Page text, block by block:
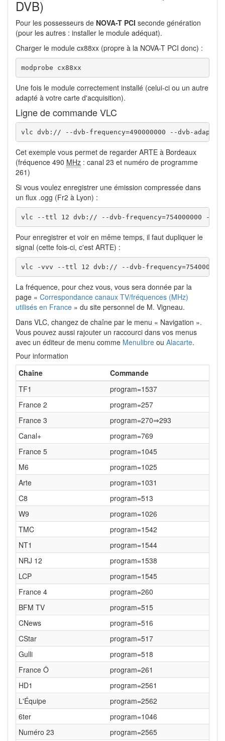
DVB)
Pour les possesseurs de NOVA-T PCI seconde génération
(pour les autres : installer le module adéquat).
Charger le module cx88xx (propre à la NOVA-T PCI donc) :
modprobe cx88xx
Une fois le module correctement installé (celui-ci ou un autre
adapté à votre carte d'acquisition).
Ligne de commande VLC
vlc dvb:// --dvb-frequency=490000000 --dvb-
Cet exemple vous permet de regarder ARTE à Bordeaux
(fréquence 490 MHz : canal 23 et numéro de programme
261)
Si vous voulez enregistrer une émission compressée dans
un flux .ogg (Fr2 à Lyon) :
vlc --ttl 12 dvb:// --dvb-frequency=754000000 --dvb-
Pour enregistrer et voir en même temps, il faut dupliquer le
signal (cette fois-ci, c'est ARTE) :
vlc -vvv --ttl 12 dvb:// --dvb-frequency=754000000
La fréquence, pour chez vous, vous sera donnée par la
page « Correspondance canaux TV/fréquences (MHz)
utilisés en France » du site personnel de M. Vigneau.
Dans VLC, changez de chaîne par le menu « Navigation ».
Vous pouvez aussi rajouter un raccourci dans vos menus
avec un éditeur de menu comme Menulibre ou Alacarte.
Pour information
Chaîne
Commande
TF1
program=1537
France 2
program=257
France 3
program=270⇒293
Canal+
program=769
France 5
program=1045
M6
program=1025
Arte
program=1031
C8
program=513
W9
program=1026
TMC
program=1542
NT1
program=1544
NRJ 12
program=1538
LCP
program=1545
France 4
program=260
BFM TV
program=515
CNews
program=516
CStar
program=517
Gulli
program=518
France Ô
program=261
HD1
program=2561
L'Équipe
program=2562
6ter
program=1046
Numéro 23
program=2565